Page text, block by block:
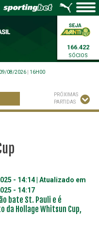
166.422
SÓCIOS
09/08/2026
16H00
PRÓXIMAS
PARTIDAS
- 14:14| Atualizado em
- 14:17
bate St. Pauli e é
da Hollage Whitsun Cup,